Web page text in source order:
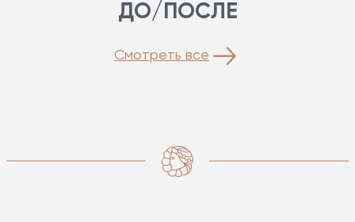
ДО/ПОСЛЕ
Смотреть все